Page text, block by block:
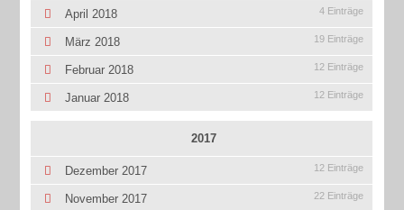
April 2018 4 Einträge
März 2018 19 Einträge
Februar 2018 12 Einträge
Januar 2018 12 Einträge
2017
Dezember 2017 12 Einträge
November 2017 22 Einträge